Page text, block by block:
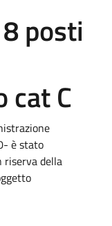
posti
C
è stato
riserva della